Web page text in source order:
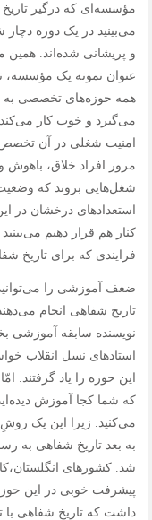
و پریشانی شده‌اند. همین
عنوان نمونه یک مؤسسه‌،
می‌گیرد و خوب کار
مرور افراد خلاق، باهوش
شغل‌هایی بروند که
استعدادهای درخشان در
کنار هم قرار دهیم
فرایندی که برای تاریخ‌
ضعف آموزشی را می‌توانید
تاریخ‌ شفاهی انجام
نویسنده سابقه آموزشی
استادهای نسل انقلاب
این حوزه را یاد گرفتند.
که شما کجا آموزش
می‌کنید. زیرا این یک
به بعد تاریخ‌ شفاهی به
شد. کشورهای
پیشرفت خوبی در این
داشت که تاریخ‌ شفاهی با